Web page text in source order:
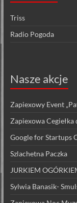
Triss
Radio Pogoda
Nasze akcje
Zapiexowy Event
Zapiexowa
Google for Startups
Szlachetna Paczka
JURKIEM
Sylwia Banasik-